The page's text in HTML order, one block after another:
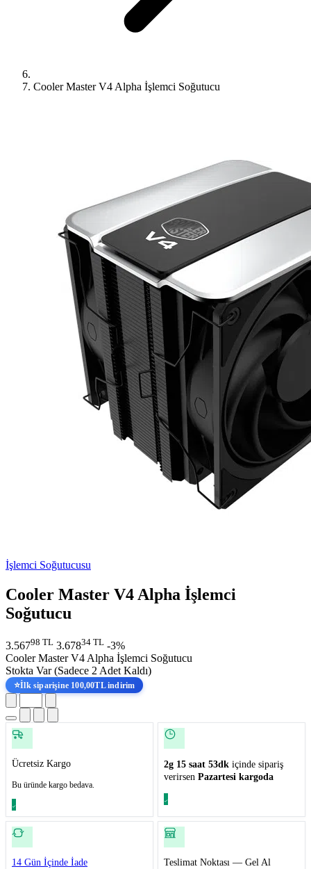
Cooler Master V4 Alpha İşlemci Soğutucu
İşlemci Soğutucusu
Cooler Master V4 Alpha İşlemci
Soğutucu
3.56798 TL 3.67834 TL -3%
Cooler Master V4 Alpha İşlemci Soğutucu
Stokta Var (Sadece 2 Adet Kaldı)
⭐İlk siparişine 100,00TL indirim
Ücretsiz Kargo
Bu üründe kargo bedava.
2g 15 saat 52dk içinde sipariş
verirsen Pazartesi kargoda
14 Gün İçinde İade Teslimat Noktası — Gel Al